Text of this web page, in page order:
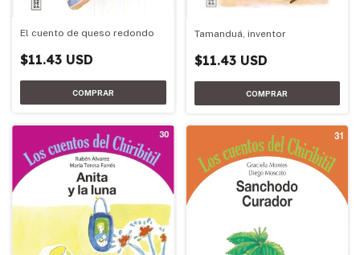
El cuento de queso redondo
$11.43 USD
Tamanduá, inventor
$11.43 USD